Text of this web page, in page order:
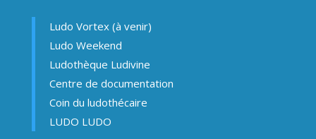
Ludo Vortex (à venir)
Ludo Weekend
Ludothèque Ludivine
Centre de documentation
Coin du ludothécaire
LUDO LUDO